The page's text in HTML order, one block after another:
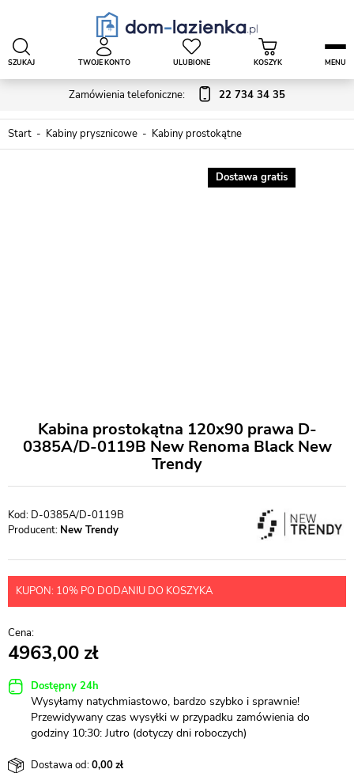
Zamówienia telefoniczne: 22 734 34 35
SZUKAJ TWOJE KONTO ULUBIONE KOSZYK MENU
Start Kabiny prysznicowe Kabiny prostokątne
Dostawa gratis
Kabina prostokątna 120x90 prawa D-
0385A/D-0119B New Renoma Black New
Trendy
D-0385A/D-0119B
Producent: New Trendy
KUPON: 10% PO DODANIU DO KOSZYKA
4963,00
Dostępny 24h
Wysyłamy natychmiastowo, bardzo szybko i sprawnie!
Przewidywany czas wysyłki w przypadku zamówienia do
godziny 10:30: Jutro (dotyczy dni roboczych)
Dostawa od:0,00